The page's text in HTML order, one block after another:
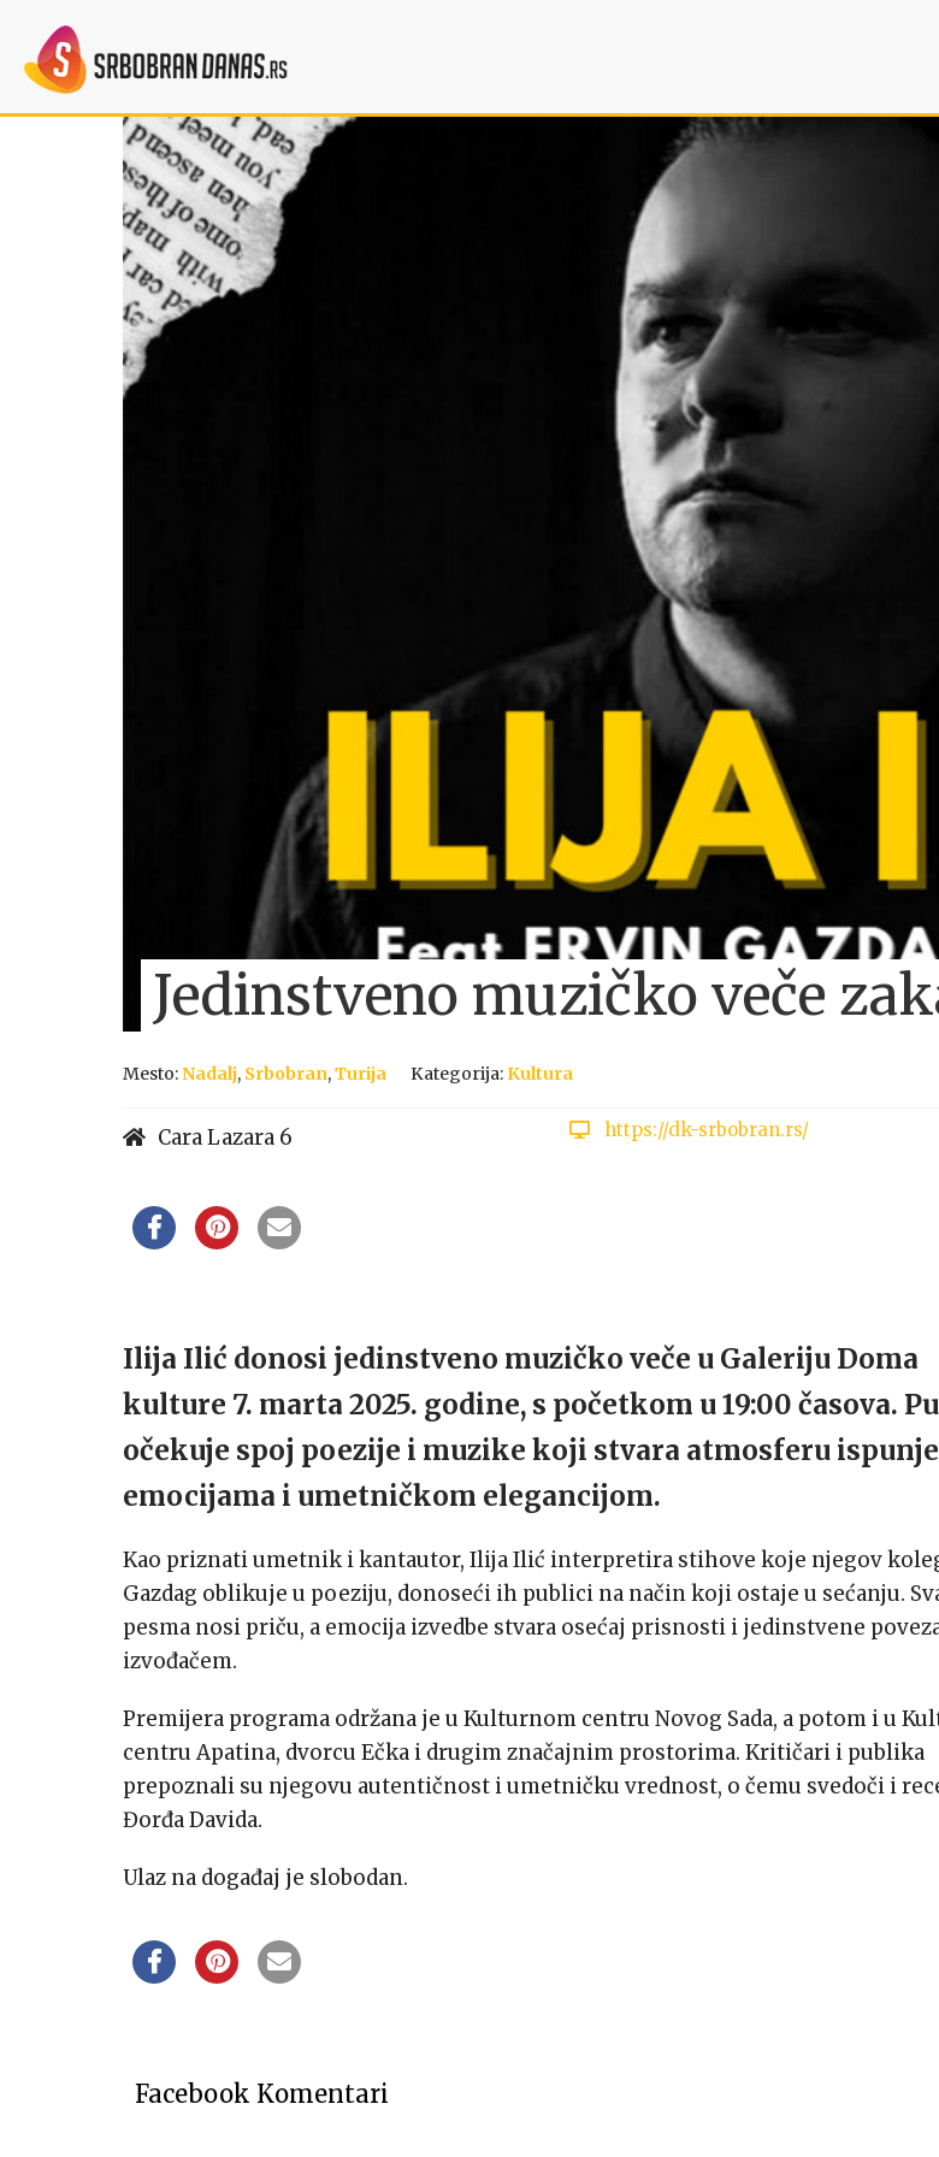
Jedinstveno muzičko veče
Mesto:Nadalj, Srbobran,Turija Kategorija: Kultura
Cara Lazara 6 https://dk-srbobran.rs/
Ilija Ilić donosi jedinstveno muzičko veče u Galeriju Doma
kulture 7. marta 2025. godine, s početkom u 19:00 časova.
očekuje spoj poezije i muzike koji stvara atmosferu
emocijama i umetničkom elegancijom.
Kao priznati umetnik i kantautor, Ilija Ilić interpretira stihove koje njegov
Gazdag oblikuje u poeziju, donoseći ih publici na način koji ostaje u sećanju.
pesma nosi priču, a emocija izvedbe stvara osećaj prisnosti i jedinstvene
izvođačem.
Premijera programa održana je u Kulturnom centru Novog Sada, a potom i u
centru Apatina, dvorcu Ečka i drugim značajnim prostorima. Kritičari i publika
prepoznali su njegovu autentičnost i umetničku vrednost, o čemu svedoči i
Đorđa Davida.
Ulaz na događaj je slobodan.
Facebook Komentari